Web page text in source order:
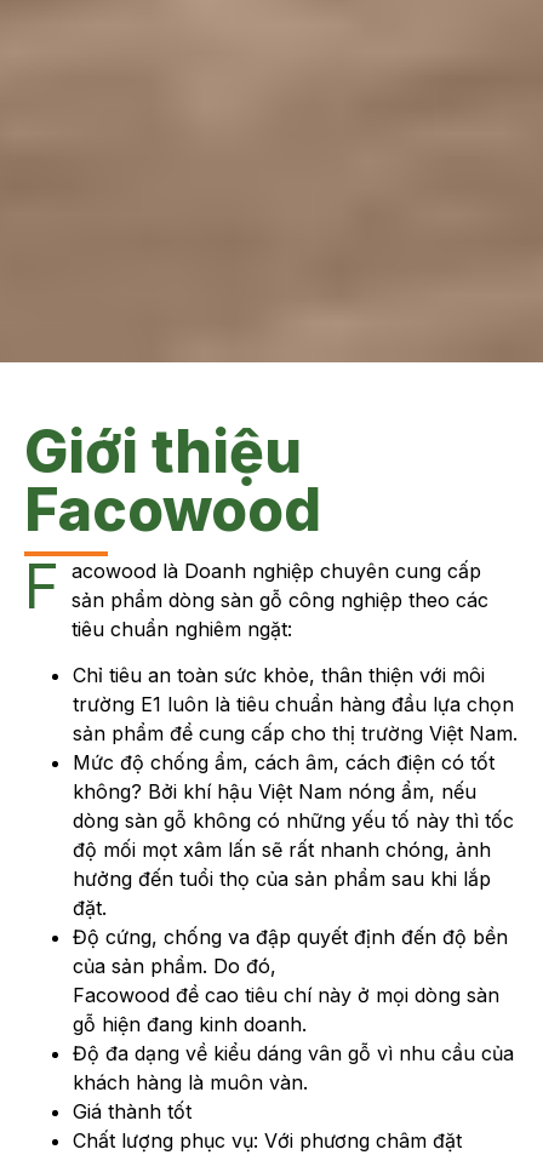
Giới thiệu
Facowood
F
acowood là Doanh nghiệp chuyên cung cấp
sản phẩm dòng sàn gỗ công nghiệp theo các
tiêu chuẩn nghiêm ngặt:
Chỉ tiêu an toàn sức khỏe, thân thiện với môi
trường E1 luôn là tiêu chuẩn hàng đầu lựa chọn
sản phẩm để cung cấp cho thị trường Việt Nam.
Mức độ chống ẩm, cách âm, cách điện có tốt
không? Bởi khí hậu Việt Nam nóng ẩm, nếu
dòng sàn gỗ không có những yếu tố này thì tốc
độ mối mọt xâm lấn sẽ rất nhanh chóng, ảnh
hưởng đến tuổi thọ của sản phẩm sau khi lắp
đặt.
Độ cứng, chống va đập quyết định đến độ bền
của sản phẩm. Do đó,
Facowood đề cao tiêu chí này ở mọi dòng sàn
gỗ hiện đang kinh doanh.
Độ đa dạng về kiểu dáng vân gỗ vì nhu cầu của
khách hàng là muôn vàn.
Giá thành tốt
Chất lượng phục vụ: Với phương châm đặt